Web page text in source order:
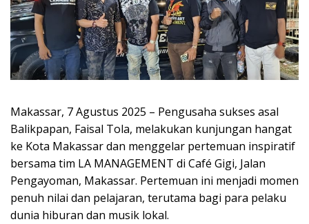
Makassar, 7 Agustus 2025 – Pengusaha sukses asal
Balikpapan, Faisal Tola, melakukan kunjungan hangat
ke Kota Makassar dan menggelar pertemuan inspiratif
bersama tim LA MANAGEMENT di Café Gigi, Jalan
Pengayoman, Makassar. Pertemuan ini menjadi momen
penuh nilai dan pelajaran, terutama bagi para pelaku
dunia hiburan dan musik lokal.